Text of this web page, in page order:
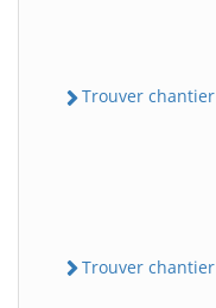
Trouver chantier
Trouver chantier